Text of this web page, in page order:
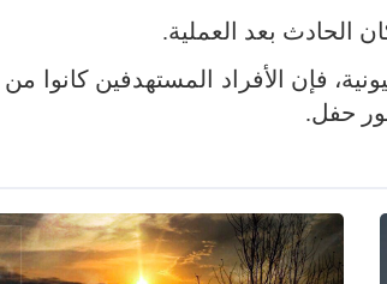
الحادث بعد العملية.
فإن الأفراد المستهدفين كانوا